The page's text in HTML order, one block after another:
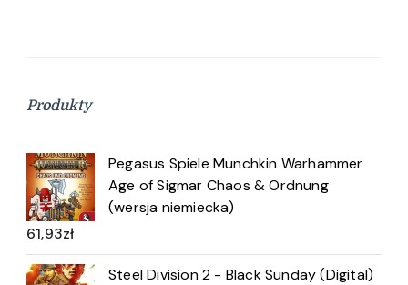
Produkty
Pegasus Spiele Munchkin Warhammer
Age of Sigmar Chaos & Ordnung
(wersja niemiecka)
61,93zł
Steel Division 2 - Black Sunday (Digital)